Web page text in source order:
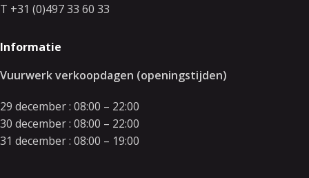
T +31 (0)497 33 60 33
Informatie
Vuurwerk verkoopdagen (openingstijden)
29 december : 08:00 – 22:00
30 december : 08:00 – 22:00
31 december : 08:00 – 19:00